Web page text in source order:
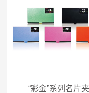
“彩金”系列名片夹